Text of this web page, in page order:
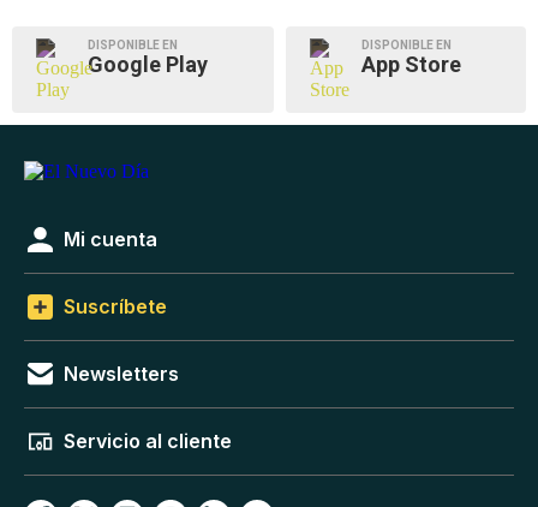
DISPONIBLE EN
Google Play
DISPONIBLE EN
App Store
Mi cuenta
Suscríbete
Newsletters
Servicio al cliente